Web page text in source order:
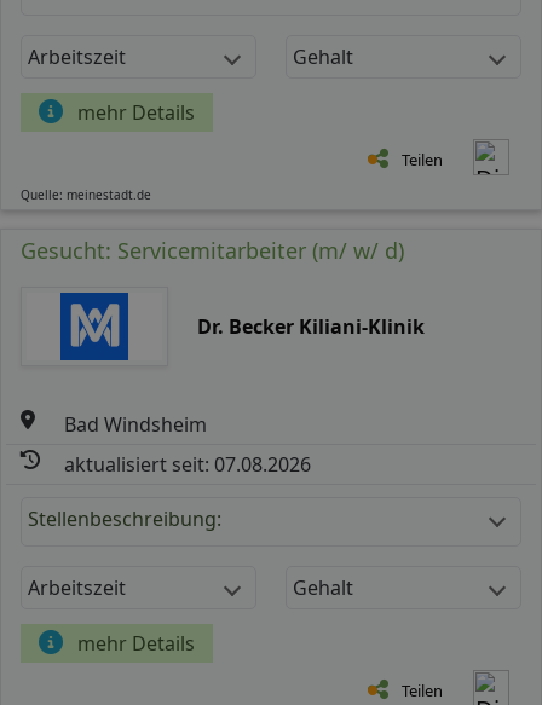
Arbeitszeit Gehalt
mehr Details
Teilen
Quelle: meinestadt.de
Gesucht: Servicemitarbeiter (m/ w/ d)
Dr. Becker Kiliani-Klinik
Bad Windsheim
aktualisiert seit: 07.08.2026
Stellenbeschreibung:
Arbeitszeit Gehalt
mehr Details
Teilen